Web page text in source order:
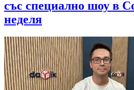
със специално шоу в
неделя